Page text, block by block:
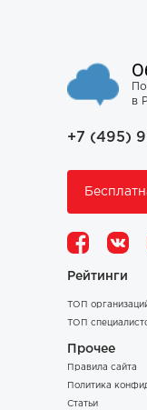
в
+7 (495)
Рейтинги
ТОП
ТОП
Прочее
Правила сайта
Политика
Статьи